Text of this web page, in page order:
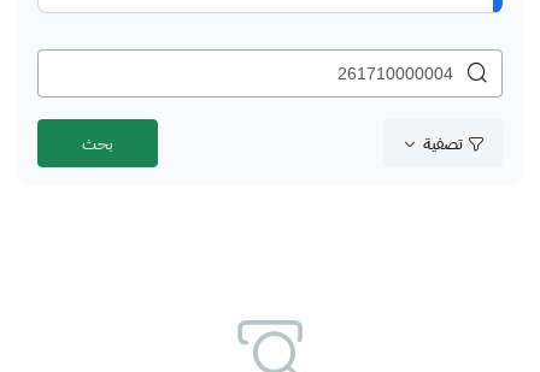
تصفية